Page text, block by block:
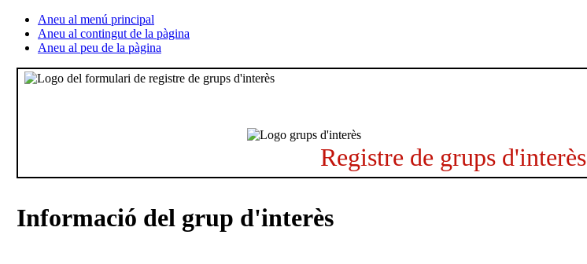
Aneu al menú principal
Aneu al contingut de la pàgina
Aneu al peu de la pàgina
Registre de grups d'interès
Informació del grup d'interès